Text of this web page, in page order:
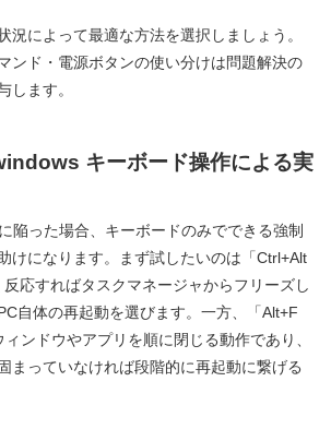
況によって最適な方法を選択しましょう。
ンド・電源ボタンの使い分けは問題解決の
します。
キーボード操作による実
陥った場合、キーボードのみでできる強制
けになります。まず試したいのは「Ctrl+Alt
応すればタスクマネージャからフリーズし
自体の再起動を選びます。一方、「Alt+F
ンドウやアプリを順に閉じる動作であり、
まっていなければ段階的に再起動に繋げる